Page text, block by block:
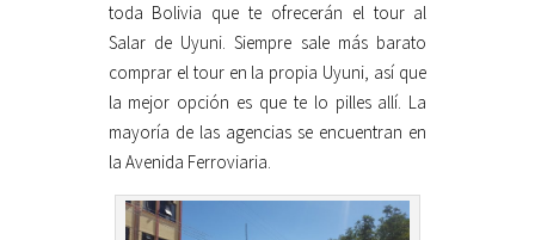
toda Bolivia que te ofrecerán el tour al
Salar de Uyuni. Siempre sale más barato
comprar el tour en la propia Uyuni, así que
la mejor opción es que te lo pilles allí. La
mayoría de las agencias se encuentran en
la Avenida Ferroviaria.